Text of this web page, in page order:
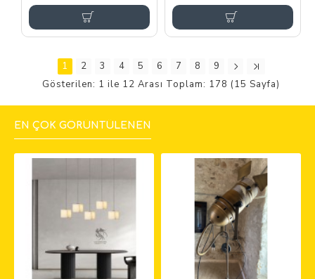
1 2 3 4 5 6 7 8
9
Gösterilen: 1 ile 12 Arası Toplam: 178 (15 Sayfa)
EN ÇOK GÖRÜNTÜLENEN